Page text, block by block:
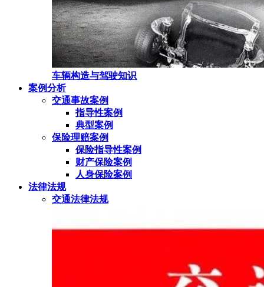
车辆构造与驾驶知识
案例分析
交通事故案例
指导性案例
典型案例
保险理赔案例
保险指导性案例
财产保险案例
人身保险案例
法律法规
交通法律法规